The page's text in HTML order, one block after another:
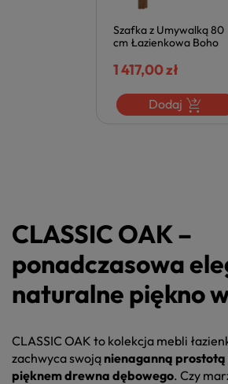
Szafka z Umywalką 80
cm Łazienkowa Boho
Dąb Naturalny Comad
1 417,00 zł
Dodaj
CLASSIC OAK –
ponadczasowa
naturalne piękno
CLASSIC OAK to kolekcja mebli
zachwyca swoją nienaganną
pięknem drewna dębowego. Czy